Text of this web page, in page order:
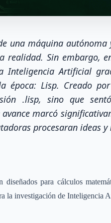
una máquina autónoma
Sin embargo,
Artificial
Lisp. Creado por
.lisp, sino que
marcó
procesaran ideas
para cálculos
la investigación de Inteligencia